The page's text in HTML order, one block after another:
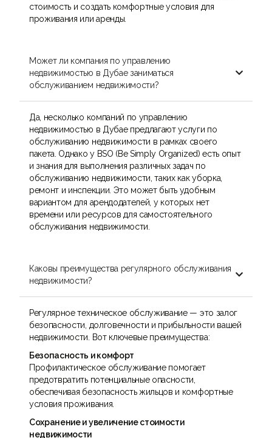
стоимость и создать комфортные условия для
проживания или аренды.
Может ли компания по управлению
недвижимостью в Дубае заниматься
обслуживанием недвижимости?

Да, несколько компаний по управлению
недвижимостью в Дубае предлагают услуги по
обслуживанию недвижимости в рамках своего
пакета. Однако у BSO (Be Simply Organized) есть опыт
и знания для выполнения различных задач по
обслуживанию недвижимости, таких как уборка,
ремонт и инспекции. Это может быть удобным
вариантом для арендодателей, у которых нет
времени или ресурсов для самостоятельного
обслуживания недвижимости.
Каковы преимущества регулярного обслуживания
недвижимости?

Регулярное техническое обслуживание — это залог
безопасности, долговечности и прибыльности вашей
недвижимости. Вот ключевые преимущества:
Безопасность и комфорт
Профилактическое обслуживание помогает
предотвратить потенциальные опасности,
обеспечивая безопасность жильцов и комфортные
условия проживания.
Сохранение и увеличение стоимости
недвижимости